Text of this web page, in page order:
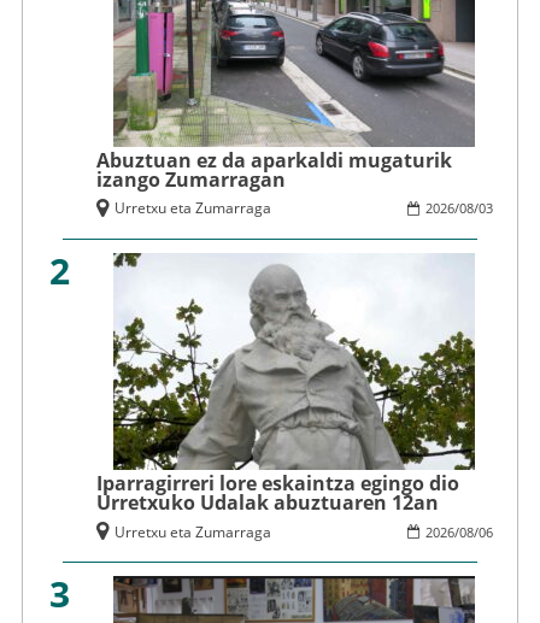
Abuztuan ez da aparkaldi mugaturik
izango Zumarragan
2026/08/03
Urretxu eta Zumarraga
2
Iparragirreri lore eskaintza egingo dio
Urretxuko Udalak abuztuaren 12an
2026/08/06
Urretxu eta Zumarraga
3